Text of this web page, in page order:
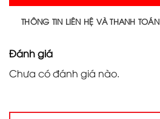
THÔNG TIN LIÊN HỆ VÀ THANH TOÁN
Đánh giá
Chưa có đánh giá nào.